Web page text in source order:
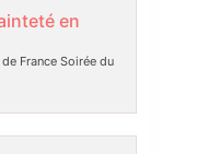
en
France Soirée du